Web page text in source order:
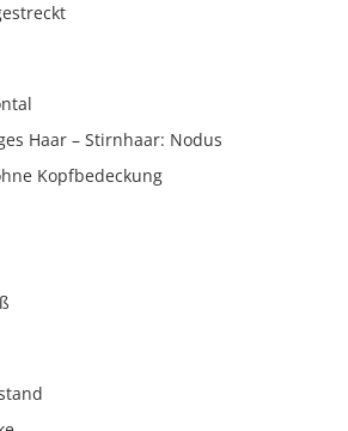
Haar Stirnhaar Nodus
Kopfbedeckung